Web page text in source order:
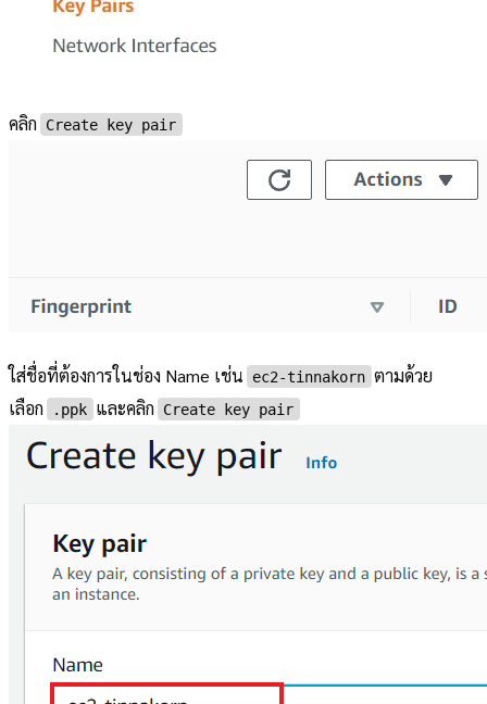
คลิก Create key pair
ใส่ชื่อที่ต้องการในช่อง Name เช่น ec2-tinnakorn ตามด้วย
เลือก
.ppk และคลิก Create key pair